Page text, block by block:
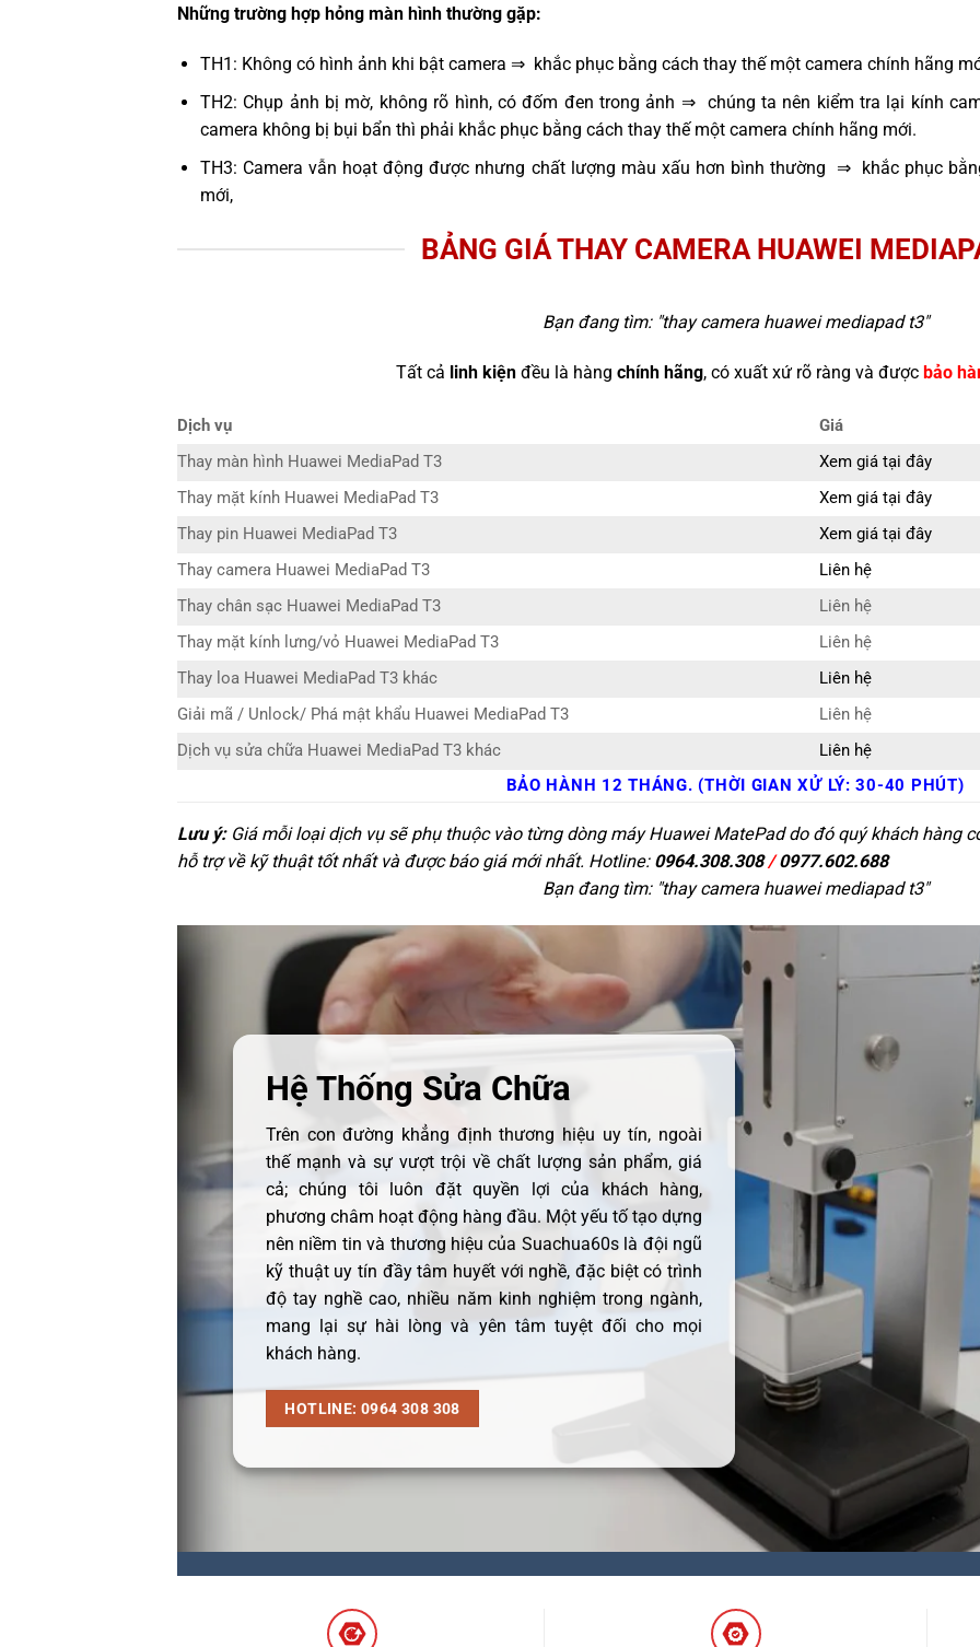
Những trường hợp hỏng màn hình thường gặp:
TH1: Không có hình ảnh khi bật camera ⇒ khắc phục bằng cách thay thế một camera chính hãng
TH2: Chụp ảnh bị mờ, không rõ hình, có đốm đen trong ảnh ⇒ chúng ta nên kiểm tra lại kính
camera không bị bụi bẩn thì phải khắc phục bằng cách thay thế một camera chính hãng mới.
TH3: Camera vẫn hoạt động được nhưng chất lượng màu xấu hơn bình thường ⇒ khắc phục
mới,
BẢNG GIÁ THAY CAMERA HUAWEI
Bạn đang tìm: "thay camera huawei mediapad t3"
Tất cả linh kiệnđều là hàng chính hãng, có xuất xứ rõ ràng và được bảo
Dịch vụ
Giá
Thay màn hình Huawei MediaPad T3
Xem giá tại đây
Thay mặt kính Huawei MediaPad T3
Xem giá tại đây
Thay pin Huawei MediaPad T3
Xem giá tại đây
Thay camera Huawei MediaPad T3
Liên hệ
Thay chân sạc Huawei MediaPad T3
Liên hệ
Thay mặt kính lưng/vỏ Huawei MediaPad T3
Liên hệ
Thay loa Huawei MediaPad T3 khác
Liên hệ
Giải mã / Unlock/ Phá mật khẩu Huawei MediaPad T3
Liên hệ
Dịch vụ sửa chữa Huawei MediaPad T3 khác
Liên hệ
BẢO HÀNH 12 THÁNG. (THỜI GIAN XỬ LÝ: 30-40 PHÚT)
Lưu ý:Giá mỗi loại dịch vụ sẽ phụ thuộc vào từng dòng máy Huawei MatePad do đó quý khách hàng
hỗ trợ về kỹ thuật tốt nhất và được báo giá mới nhất. Hotline: 0964.308.308/0977.602.688
Bạn đang tìm: "thay camera huawei mediapad t3"
Hệ Thống Sửa Chữa
Trên con đường khẳng định thương hiệu uy tín, ngoài
thế mạnh và sự vượt trội về chất lượng sản phẩm, giá
cả; chúng tôi luôn đặt quyền lợi của khách hàng,
phương châm hoạt động hàng đầu. Một yếu tố tạo dựng
nên niềm tin và thương hiệu của Suachua60s là đội ngũ
kỹ thuật uy tín đầy tâm huyết với nghề, đặc biệt có trình
độ tay nghề cao, nhiều năm kinh nghiệm trong ngành,
mang lại sự hài lòng và yên tâm tuyệt đối cho mọi
khách hàng.
HOTLINE: 0964 308 308